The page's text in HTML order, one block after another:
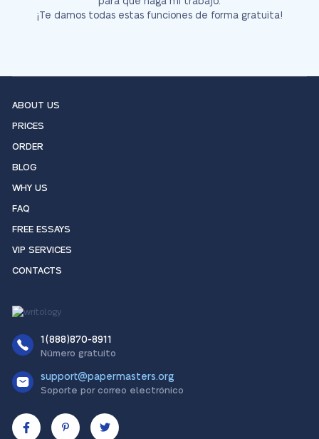
¡Te damos todas estas funciones de forma gratuita!
ABOUT US
PRICES
ORDER
BLOG
WHY US
FAQ
FREE ESSAYS
VIP SERVICES
CONTACTS
1(888)870-8911
Número gratuito
support@papermasters.org
Soporte por correo electrónico